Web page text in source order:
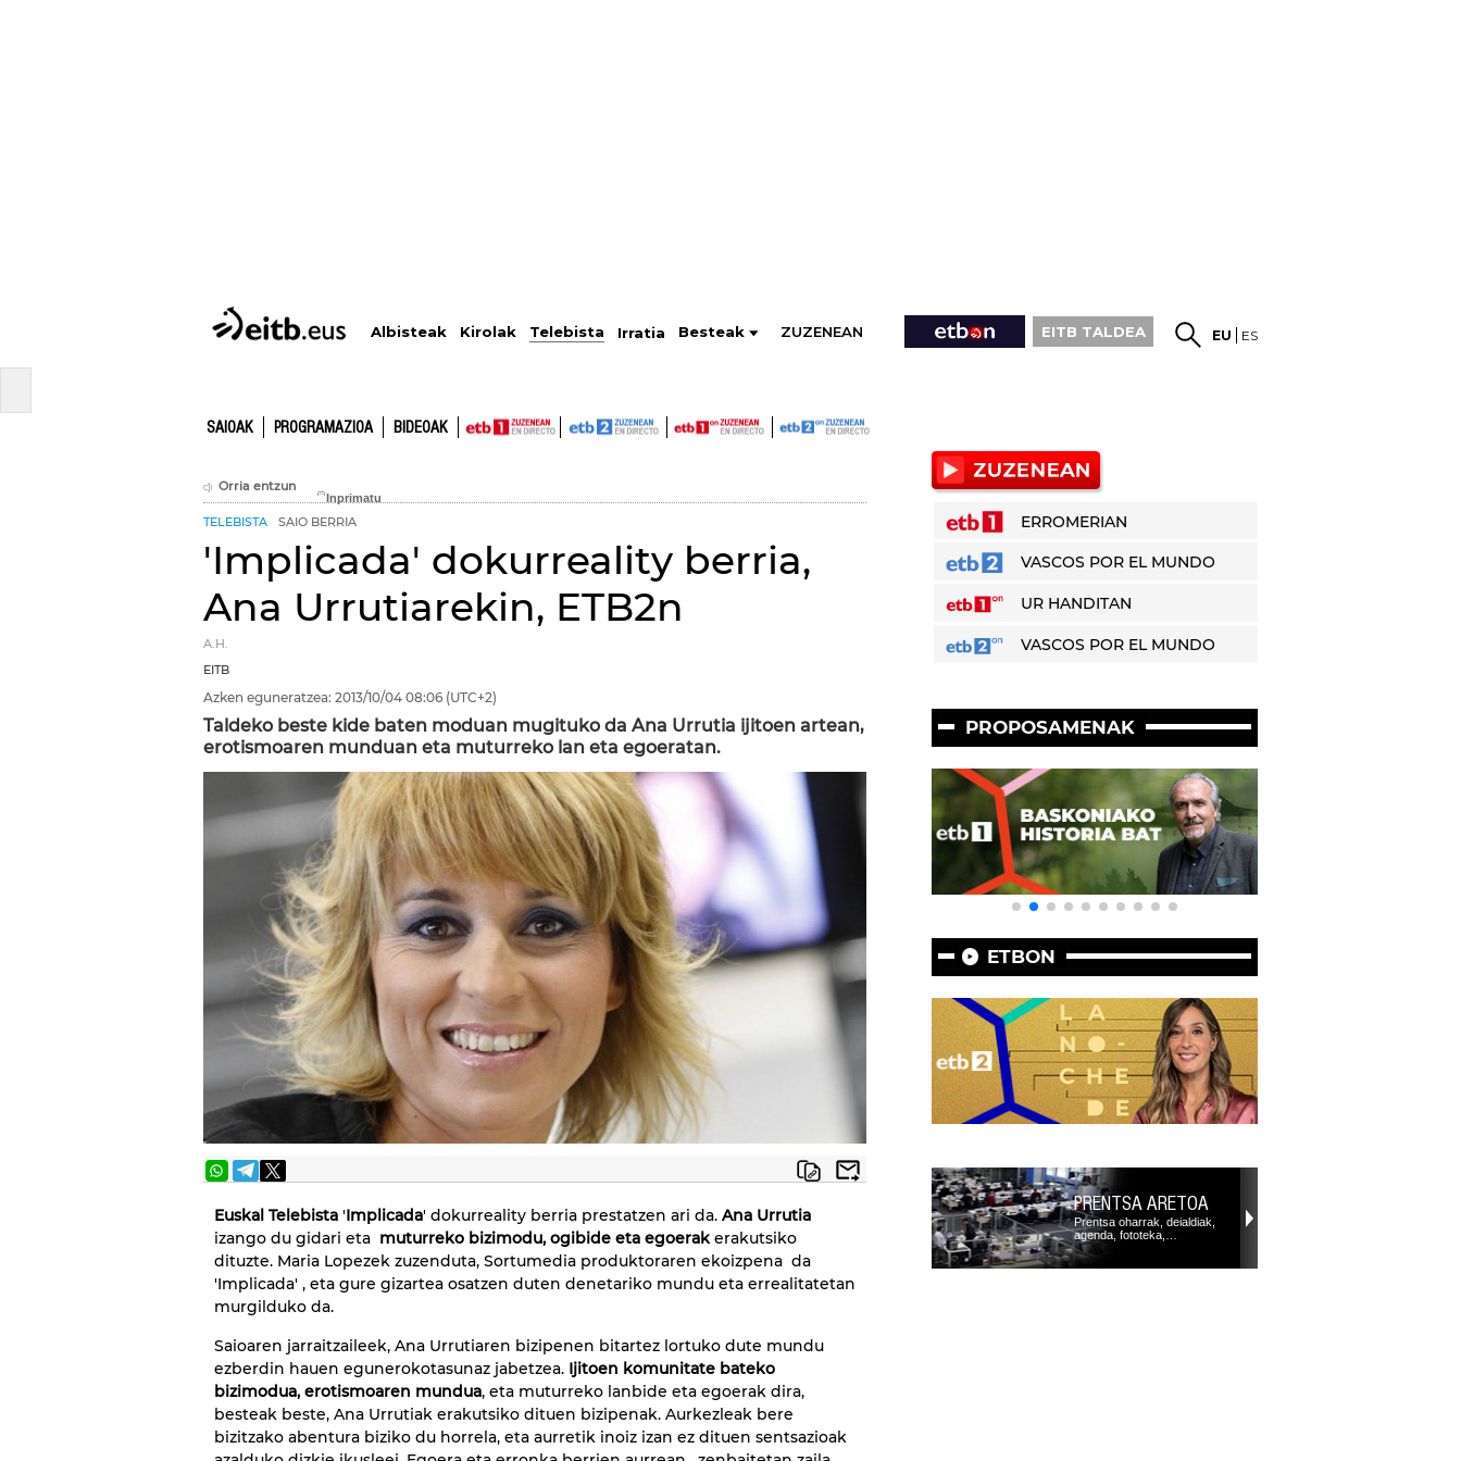
Albisteak Kirolak Telebista Irratia Besteak ZUZENEAN EITB TALDEA EU ES
SAIOAK PROGRAMAZIOA BIDEOAK
Orria entzun
TELEBISTA SAIO BERRIA
'Implicada' dokurreality berria,
Ana Urrutiarekin, ETB2n
A.H.
EITB
Azken eguneratzea: 2013/10/04 08:06 (UTC+2)
Taldeko beste kide baten moduan mugituko da Ana Urrutia ijitoen artean,
erotismoaren munduan eta muturreko lan eta egoeratan.
Euskal Telebista 'Implicada' dokurreality berria prestatzen ari da. Ana Urrutia
izango du gidari eta muturreko bizimodu, ogibide eta egoerakerakutsiko
dituzte. Maria Lopezek zuzenduta, Sortumedia produktoraren ekoizpena da
'Implicada' , eta gure gizartea osatzen duten denetariko mundu eta errealitatetan
murgilduko da.
Saioaren jarraitzaileek, Ana Urrutiaren bizipenen bitartez lortuko dute mundu
ezberdin hauen egunerokotasunaz jabetzea. Ijitoen komunitate bateko
bizimodua, erotismoaren mundua, eta muturreko lanbide eta egoerak dira,
besteak beste, Ana Urrutiak erakutsiko dituen bizipenak. Aurkezleak bere
bizitzako abentura biziko du horrela, eta aurretik inoiz izan ez dituen sentsazioak
ERROMERIAN
VASCOS POR EL MUNDO
UR HANDITAN
VASCOS POR EL MUNDO
PROPOSAMENAK
ETBON
PRENTSA ARETOA
Prentsa oharrak, deialdiak,
agenda, fototeka,…